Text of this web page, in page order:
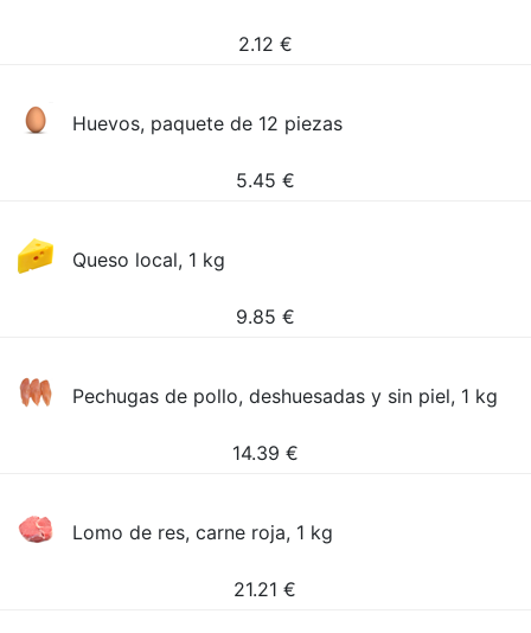
2.12 €
Huevos, paquete de 12 piezas
5.45 €
Queso local, 1 kg
9.85 €
Pechugas de pollo, deshuesadas y sin piel, 1 kg
14.39 €
Lomo de res, carne roja, 1 kg
21.21 €